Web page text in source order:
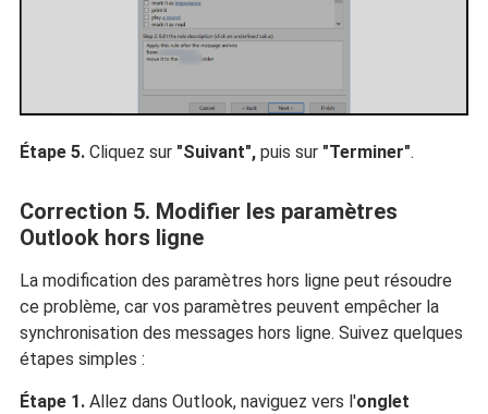
Étape 5.Cliquez sur "Suivant",puis sur "Terminer".
Correction 5. Modifier les paramètres
Outlook hors ligne
La modification des paramètres hors ligne peut résoudre
ce problème, car vos paramètres peuvent empêcher la
synchronisation des messages hors ligne. Suivez quelques
étapes simples :
Étape 1. Allez dans Outlook, naviguez vers l'onglet